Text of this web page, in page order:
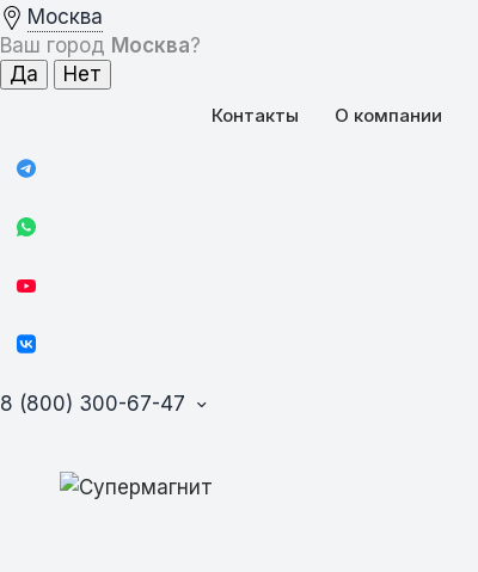
Москва
Ваш город Москва?
Контакты О компании
8 (800) 300-67-47